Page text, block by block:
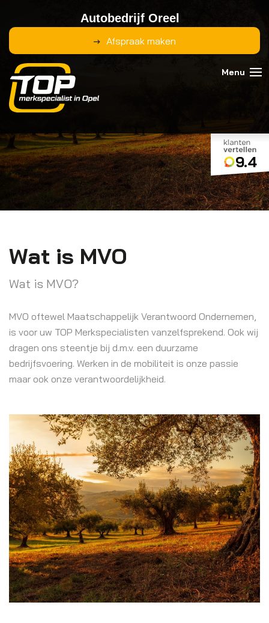
Autobedrijf Oreel
Afspraak maken
9.4
Wat is MVO
Wat is MVO?
MVO oftewel Maatschappelijk Verantwoord Ondernemen,
is voor uw TOP Merkspecialisten vanzelfsprekend. Ook wij
dragen ons steentje bij d.m.v. een duurzame
bedrijfsvoering. Werken in de mobiliteit is onze passie
maar ook onze verantwoordelijkheid.